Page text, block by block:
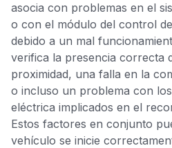
asocia con problemas en el
o con el módulo del control
debido a un mal
verifica la presencia correcta
proximidad, una falla en la
o incluso un problema con
eléctrica implicados en el
Estos factores en conjunto
vehículo se inicie